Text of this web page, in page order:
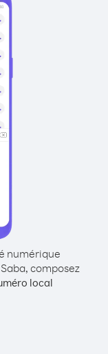
numérique
composez
local